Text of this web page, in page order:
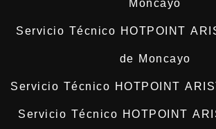
Moncayo
Servicio Técnico HOTPOINT
de Moncayo
Servicio Técnico HOTPOINT
Servicio Técnico HOTPOINT